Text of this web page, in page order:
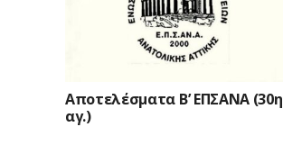
Αποτελέσματα Β’ ΕΠΣΑΝΑ (30η
αγ.)